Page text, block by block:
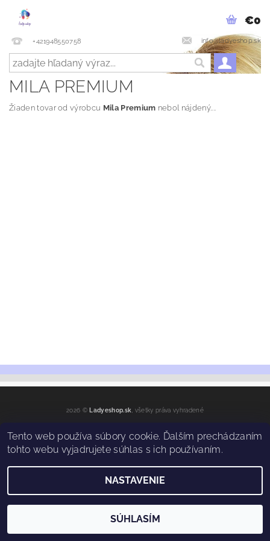
+421948550758 info@ladyeshop.sk
€0
MILA PREMIUM
Žiaden tovar od výrobcu Mila Premium nebol nájdený....
2026 © Ladyeshop.sk , všetky práva vyhradené
Vytvoril Shoptet
Tento web používa súbory cookie. Ďalším prechádzaním
tohto webu vyjadrujete súhlas s ich používaním.
NASTAVENIE
SÚHLASÍM